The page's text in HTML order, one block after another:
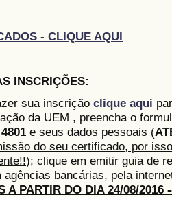
- CLIQUE AQUI
INSCRIÇÕES:
sua inscrição clique aqui
da UEM , preencha o
e seus dados pessoais (
do seu certificado, por
); clique em emitir guia de
agências bancárias, pela
A PARTIR DO DIA 24/08/2016